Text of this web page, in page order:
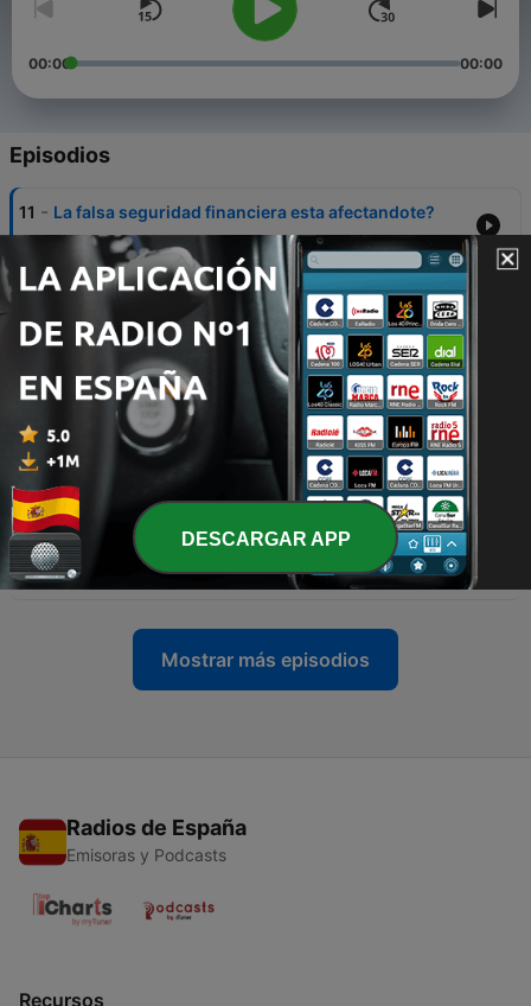
5-10 min.
00:00 00:00
Episodios
11 - La falsa seguridad financiera esta afectandote?
25 nov. 2021
10 - El cuadrante de flujo de dinero para llegar a la
libertad financiera
05 nov. 2021
9 - El materialismo puede dañar tus finanzas¿?
8 - Entrevista con Mariale Londono (Experiencias de
14 oct. 2021
7 - Cómo dividir tu dinero - (Proporción inteligente)
30 sep. 2021
Mostrar más episodios
Radios de España
Emisoras y Podcasts
Recursos
DESCARGAR APP